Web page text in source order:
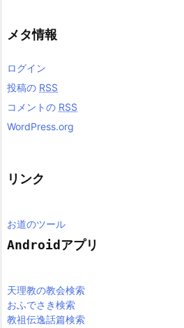
メタ情報
ログイン
投稿の RSS
コメントの RSS
WordPress.org
リンク
お道のツール
Androidアプリ
天理教の教会検索
おふでさき検索
教祖伝逸話篇検索